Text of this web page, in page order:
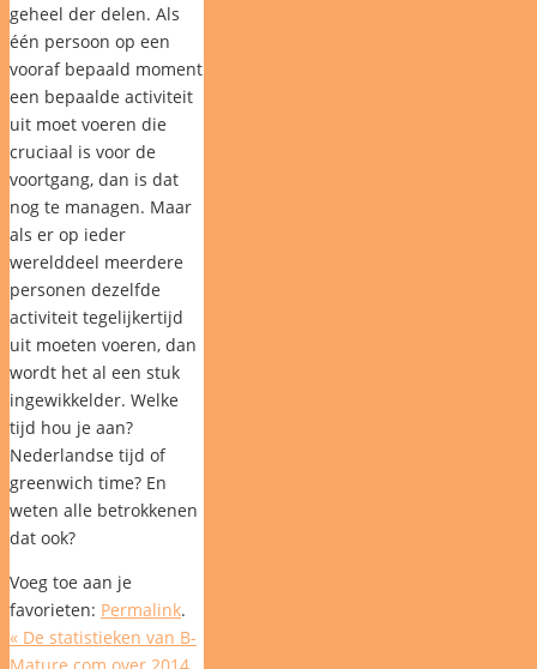
geheel der delen. Als
één persoon op een
vooraf bepaald moment
een bepaalde activiteit
uit moet voeren die
cruciaal is voor de
voortgang, dan is dat
nog te managen. Maar
als er op ieder
werelddeel meerdere
personen dezelfde
activiteit tegelijkertijd
uit moeten voeren, dan
wordt het al een stuk
ingewikkelder. Welke
tijd hou je aan?
Nederlandse tijd of
greenwich time? En
weten alle betrokkenen
dat ook?
Voeg toe aan je
favorieten: Permalink.
« De statistieken van B-